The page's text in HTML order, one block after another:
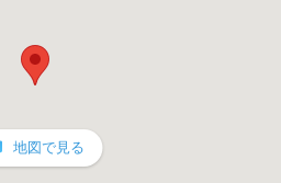
地図で見る